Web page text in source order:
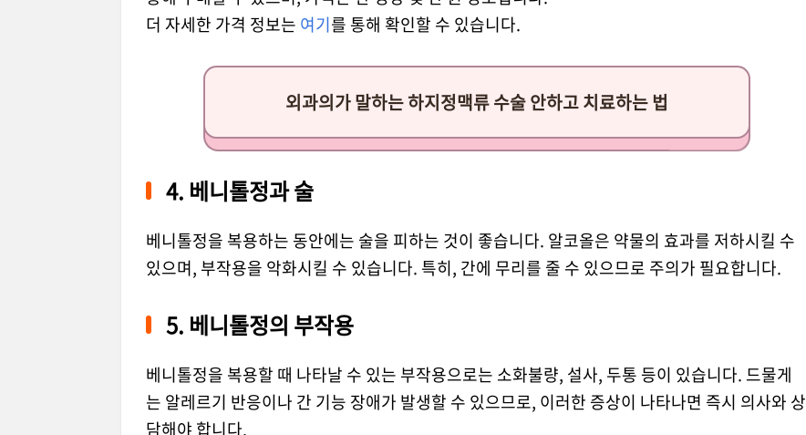
더 자세한 가격 정보는 여기를 통해 확인할 수 있습니다.
외과의가 말하는 하지정맥류 수술 안하고 치료하는 법
4. 베니톨정과 술
베니톨정을 복용하는 동안에는 술을 피하는 것이 좋습니다. 알코올은 약물의 효과를 저하시킬 수
있으며, 부작용을 악화시킬 수 있습니다. 특히, 간에 무리를 줄 수 있으므로 주의가 필요합니다.
5. 베니톨정의 부작용
베니톨정을 복용할 때 나타날 수 있는 부작용으로는 소화불량, 설사, 두통 등이 있습니다. 드물게
는 알레르기 반응이나 간 기능 장애가 발생할 수 있으므로, 이러한 증상이 나타나면 즉시 의사와 상
담해야 합니다.